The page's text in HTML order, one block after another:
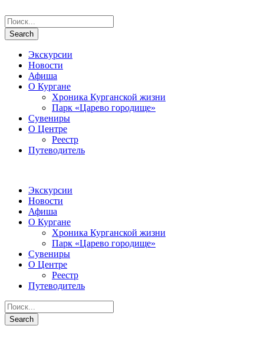
Экскурсии
Новости
Афиша
О Кургане
Хроника Курганской жизни
Парк «Царево городище»
Сувениры
О Центре
Реестр
Путеводитель
Экскурсии
Новости
Афиша
О Кургане
Хроника Курганской жизни
Парк «Царево городище»
Сувениры
О Центре
Реестр
Путеводитель